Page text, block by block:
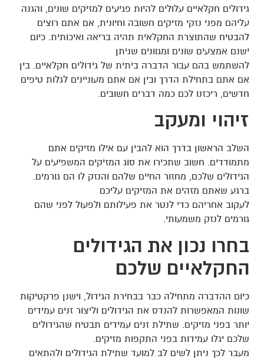
גידולים חקלאיים עלולים להיות פגיעים למזיקים שונים, והגנה
עליהם מפני נזקי מזיקים חשובה וחיונית, אם אתם רוצים
להבטיח שהתוצרת החקלאית תהיה בריאה ואיכותית. כיום
ישנם אמצעים שונים ומגוונים שניתן
להשתמש בהם עבור הדברה ביתית של גידולים חקלאיים. בין
אם אתם בתחילת הדרך ובין אם אתם מעוניינים לגלות טיפים
חדשים, ריכזנו לכם כמה דברים חשובים.
זיהוי ומעקב
השלב הראשון בדרך הוא להבין עם אילו מזיקים אתם
מתמודדים. חשוב שתכירו את סוג המזיקים המשפיעים על
הגידולים שלכם, מחזור החיים שלהם והנזק לו הם גורמים.
ברגע שאתם מזהים את המזיקים עליכם
לעקוב אחריהם כדי לנטר את פעילותם ולפעול לפני שהם
גורמים לנזק משמעותי.
בחרו נכון את הגידולים
החקלאיים שלכם
כיום ההדברה מתחילה כבר בבחירת הגידול, וישנן פרקטיקות
שונות המאפשרות להנדס את הגידולים וליצור זנים עמידים
יותר בפני מזיקים. שתילת זנים עמידים תבטיח שהגידולים
שלכם יגלו עמידות בפני התקפות מזיקים.
מעבר לכך ניתן לשים לב למועד שתילת הגידולים ולהתאים